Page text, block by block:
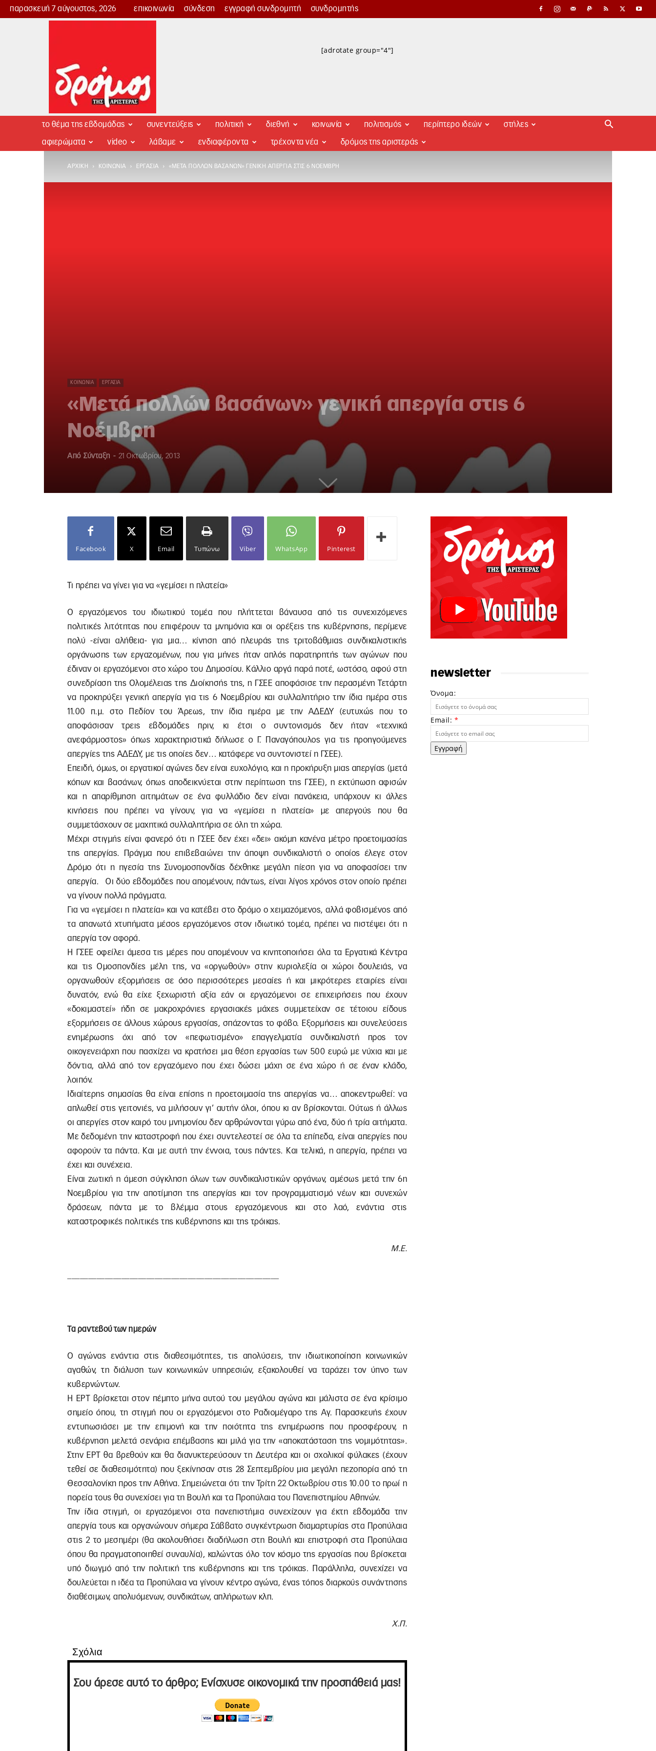
παρασκευή 7 αύγουστος, 2026 επικοινωνία σύνδεση εγγραφή συνδρομητή συνδρομητής
Δρόμος
[adrotate group="4"]
το θέμα της εβδομάδας συνεντεύξεις πολιτική διεθνή κοινωνία πολιτισμός περίπτερο ιδεών στήλες
αφιερώματα video λάβαμε ενδιαφέροντα τρέχοντα νέα δρόμος της αριστεράς
ΑΡΧΙΚΉ ΚΟΙΝΩΝΊΑ ΕΡΓΑΣΊΑ «ΜΕΤΆ ΠΟΛΛΏΝ ΒΑΣΆΝΩΝ» ΓΕΝΙΚΉ ΑΠΕΡΓΊΑ ΣΤΙΣ 6 ΝΟΈΜΒΡΗ
ΚΟΙΝΩΝΊΑ ΕΡΓΑΣΊΑ
«Μετά πολλών βασάνων» γενική απεργία στις 6
Νοέμβρη
Από Σύνταξη - 21 Οκτωβρίου, 2013
Facebook X Email Τυπώνω Viber WhatsApp Pinterest
Τι πρέπει να γίνει για να «γεμίσει η πλατεία»
Ο εργαζόμενος του ιδιωτικού τομέα που πλήττεται βάναυσα από τις συνεχιζόμενες
πολιτικές λιτότητας που επιφέρουν τα μνημόνια και οι ορέξεις της κυβέρνησης, περίμενε
πολύ -είναι αλήθεια- για μια… κίνηση από πλευράς της τριτοβάθμιας συνδικαλιστικής
οργάνωσης των εργαζομένων, που για μήνες ήταν απλός παρατηρητής των αγώνων που
έδιναν οι εργαζόμενοι στο χώρο του Δημοσίου. Κάλλιο αργά παρά ποτέ, ωστόσο, αφού στη
συνεδρίαση της Ολομέλειας της Διοίκησής της, η ΓΣΕΕ αποφάσισε την περασμένη Τετάρτη
να προκηρύξει γενική απεργία για τις 6 Νοεμβρίου και συλλαλητήριο την ίδια ημέρα στις
11.00 π.μ. στο Πεδίον του Άρεως, την ίδια ημέρα με την ΑΔΕΔΥ (ευτυχώς που το
αποφάσισαν τρεις εβδομάδες πριν, κι έτσι ο συντονισμός δεν ήταν «τεχνικά
ανεφάρμοστος» όπως χαρακτηριστικά δήλωσε ο Γ. Παναγόπουλος για τις προηγούμενες
απεργίες της ΑΔΕΔΥ, με τις οποίες δεν… κατάφερε να συντονιστεί η ΓΣΕΕ).
Επειδή, όμως, οι εργατικοί αγώνες δεν είναι ευχολόγιο, και η προκήρυξη μιας απεργίας (μετά
κόπων και βασάνων, όπως αποδεικνύεται στην περίπτωση της ΓΣΕΕ), η εκτύπωση αφισών
και η απαρίθμηση αιτημάτων σε ένα φυλλάδιο δεν είναι πανάκεια, υπάρχουν κι άλλες
κινήσεις που πρέπει να γίνουν, για να «γεμίσει η πλατεία» με απεργούς που θα
συμμετάσχουν σε μαχητικά συλλαλητήρια σε όλη τη χώρα.
Μέχρι στιγμής είναι φανερό ότι η ΓΣΕΕ δεν έχει «δει» ακόμη κανένα μέτρο προετοιμασίας
της απεργίας. Πράγμα που επιβεβαιώνει την άποψη συνδικαλιστή ο οποίος έλεγε στον
Δρόμο ότι η ηγεσία της Συνομοσπονδίας δέχθηκε μεγάλη πίεση για να αποφασίσει την
απεργία. Οι δύο εβδομάδες που απομένουν, πάντως, είναι λίγος χρόνος στον οποίο πρέπει
να γίνουν πολλά πράγματα.
Για να «γεμίσει η πλατεία» και να κατέβει στο δρόμο ο χειμαζόμενος, αλλά φοβισμένος από
τα απανωτά χτυπήματα μέσος εργαζόμενος στον ιδιωτικό τομέα, πρέπει να πιστέψει ότι η
απεργία τον αφορά.
Η ΓΣΕΕ οφείλει άμεσα τις μέρες που απομένουν να κινητοποιήσει όλα τα Εργατικά Κέντρα
και τις Ομοσπονδίες μέλη της, να «οργωθούν» στην κυριολεξία οι χώροι δουλειάς, να
οργανωθούν εξορμήσεις σε όσο περισσότερες μεσαίες ή και μικρότερες εταιρίες είναι
δυνατόν, ενώ θα είχε ξεχωριστή αξία εάν οι εργαζόμενοι σε επιχειρήσεις που έχουν
«δοκιμαστεί» ήδη σε μακροχρόνιες εργασιακές μάχες συμμετείχαν σε τέτοιου είδους
εξορμήσεις σε άλλους χώρους εργασίας, σπάζοντας το φόβο. Εξορμήσεις και συνελεύσεις
ενημέρωσης όχι από τον «πεφωτισμένο» επαγγελματία συνδικαλιστή προς τον
οικογενειάρχη που πασχίζει να κρατήσει μια θέση εργασίας των 500 ευρώ με νύχια και με
δόντια, αλλά από τον εργαζόμενο που έχει δώσει μάχη σε ένα χώρο ή σε έναν κλάδο,
λοιπόν.
Ιδιαίτερης σημασίας θα είναι επίσης η προετοιμασία της απεργίας να… αποκεντρωθεί: να
απλωθεί στις γειτονιές, να μιλήσουν γι’ αυτήν όλοι, όπου κι αν βρίσκονται. Ούτως ή άλλως
οι απεργίες στον καιρό του μνημονίου δεν αρθρώνονται γύρω από ένα, δύο ή τρία αιτήματα.
Με δεδομένη την καταστροφή που έχει συντελεστεί σε όλα τα επίπεδα, είναι απεργίες που
αφορούν τα πάντα. Και με αυτή την έννοια, τους πάντες. Και τελικά, η απεργία, πρέπει να
έχει και συνέχεια.
Είναι ζωτική η άμεση σύγκληση όλων των συνδικαλιστικών οργάνων, αμέσως μετά την 6η
Νοεμβρίου για την αποτίμηση της απεργίας και τον προγραμματισμό νέων και συνεχών
δράσεων, πάντα με το βλέμμα στους εργαζόμενους και στο λαό, ενάντια στις
καταστροφικές πολιτικές της κυβέρνησης και της τρόικας.
Μ.Ε.
Τα ραντεβού των ημερών
Ο αγώνας ενάντια στις διαθεσιμότητες, τις απολύσεις, την ιδιωτικοποίηση κοινωνικών
αγαθών, τη διάλυση των κοινωνικών υπηρεσιών, εξακολουθεί να ταράζει τον ύπνο των
κυβερνώντων.
Η ΕΡΤ βρίσκεται στον πέμπτο μήνα αυτού του μεγάλου αγώνα και μάλιστα σε ένα κρίσιμο
σημείο όπου, τη στιγμή που οι εργαζόμενοι στο Ραδιομέγαρο της Αγ. Παρασκευής έχουν
εντυπωσιάσει με την επιμονή και την ποιότητα της ενημέρωσης που προσφέρουν, η
κυβέρνηση μελετά σενάρια επέμβασης και μιλά για την «αποκατάσταση της νομιμότητας».
Στην ΕΡΤ θα βρεθούν και θα διανυκτερεύσουν τη Δευτέρα και οι σχολικοί φύλακες (έχουν
τεθεί σε διαθεσιμότητα) που ξεκίνησαν στις 28 Σεπτεμβρίου μια μεγάλη πεζοπορία από τη
Θεσσαλονίκη προς την Αθήνα. Σημειώνεται ότι την Τρίτη 22 Οκτωβρίου στις 10.00 το πρωί η
πορεία τους θα συνεχίσει για τη Βουλή και τα Προπύλαια του Πανεπιστημίου Αθηνών.
Την ίδια στιγμή, οι εργαζόμενοι στα πανεπιστήμια συνεχίζουν για έκτη εβδομάδα την
απεργία τους και οργανώνουν σήμερα Σάββατο συγκέντρωση διαμαρτυρίας στα Προπύλαια
στις 2 το μεσημέρι (θα ακολουθήσει διαδήλωση στη Βουλή και επιστροφή στα Προπύλαια
όπου θα πραγματοποιηθεί συναυλία), καλώντας όλο τον κόσμο της εργασίας που βρίσκεται
υπό διωγμό από την πολιτική της κυβέρνησης και της τρόικας. Παράλληλα, συνεχίζει να
δουλεύεται η ιδέα τα Προπύλαια να γίνουν κέντρο αγώνα, ένας τόπος διαρκούς συνάντησης
διαθέσιμων, απολυόμενων, συνδικάτων, απλήρωτων κλπ.
Χ.Π.
Σχόλια
Σου άρεσε αυτό το άρθρο; Ενίσχυσε οικονομικά την προσπάθειά μας!
newsletter
Όνομα:
Email: *
Εγγραφή